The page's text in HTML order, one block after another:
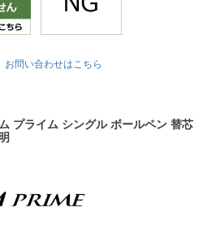
お問い合わせはこちら
プライム シングル ボールペン 替芯